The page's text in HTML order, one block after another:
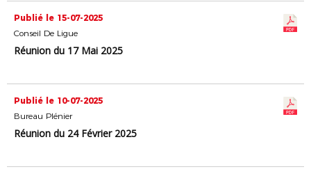
Publié le 15-07-2025
Conseil De Ligue
Réunion du 17 Mai 2025
Publié le 10-07-2025
Bureau Plénier
Réunion du 24 Février 2025